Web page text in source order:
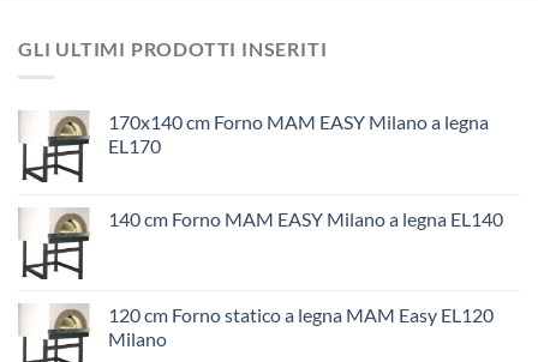
GLI ULTIMI PRODOTTI INSERITI
170x140 cm Forno MAM EASY Milano a legna
EL170
140 cm Forno MAM EASY Milano a legna EL140
120 cm Forno statico a legna MAM Easy EL120
Milano